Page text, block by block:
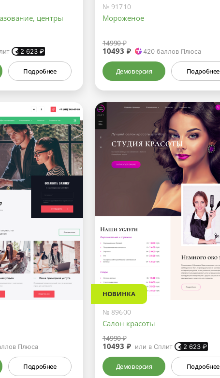
центры
2 623₽
Подробнее
№ 91710
Мороженое
14990 ₽
10493 ₽ 420 баллов Плюса
Демоверсия Подробнее
Плюса
Подробнее
НОВИНКА
№ 89600
Салон красоты
14990 ₽
10493 ₽ или в Сплит 2 623 ₽
Демоверсия Подробнее